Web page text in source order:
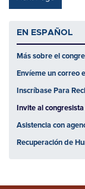
EN ESPAÑOL
Más sobre el
Envíeme un correo
Inscríbase Para
Invite al
Asistencia con
Recuperación de